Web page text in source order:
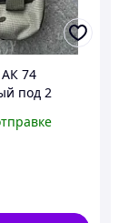
74
под 2